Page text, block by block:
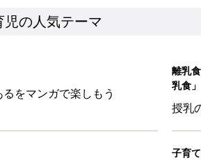
の人気テーマ
をマンガで楽しもう
離乳
乳食」
授乳
子育